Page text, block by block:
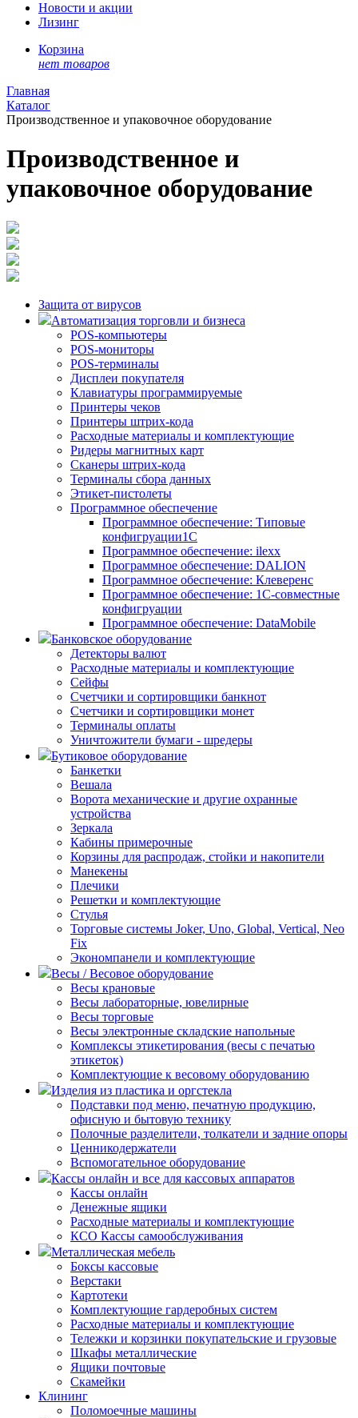
Новости и акции
Лизинг
Корзина
нет товаров
Главная
Каталог
Производственное и упаковочное оборудование
Производственное и
упаковочное оборудование
Защита от вирусов
Автоматизация торговли и бизнеса
POS-компьютеры
POS-мониторы
POS-терминалы
Дисплеи покупателя
Клавиатуры программируемые
Принтеры чеков
Принтеры штрих-кода
Расходные материалы и комплектующие
Ридеры магнитных карт
Сканеры штрих-кода
Терминалы сбора данных
Этикет-пистолеты
Программное обеспечение
Программное обеспечение: Типовые
конфигруации1С
Программное обеспечение: ilexx
Программное обеспечение: DALION
Программное обеспечение: Клеверенс
Программное обеспечение: 1С-совместные
конфигруации
Программное обеспечение: DataMobile
Банковское оборудование
Детекторы валют
Расходные материалы и комплектующие
Сейфы
Счетчики и сортировщики банкнот
Счетчики и сортировщики монет
Терминалы оплаты
Уничтожители бумаги - шредеры
Бутиковое оборудование
Банкетки
Вешала
Ворота механические и другие охранные
устройства
Зеркала
Кабины примерочные
Корзины для распродаж, стойки и накопители
Манекены
Плечики
Решетки и комплектующие
Стулья
Торговые системы Joker, Uno, Global, Vertical, Neo
Fix
Экономпанели и комплектующие
Весы / Весовое оборудование
Весы крановые
Весы лабораторные, ювелирные
Весы торговые
Весы электронные складские напольные
Комплексы этикетирования (весы с печатью
этикеток)
Комплектующие к весовому оборудованию
Изделия из пластика и оргстекла
Подставки под меню, печатную продукцию,
офисную и бытовую технику
Полочные разделители, толкатели и задние опоры
Ценникодержатели
Вспомогательное оборудование
Кассы онлайн и все для кассовых аппаратов
Кассы онлайн
Денежные ящики
Расходные материалы и комплектующие
КСО Кассы самообслуживания
Металлическая мебель
Боксы кассовые
Верстаки
Картотеки
Комплектующие гардеробных систем
Расходные материалы и комплектующие
Тележки и корзинки покупательские и грузовые
Шкафы металлические
Ящики почтовые
Скамейки
Клининг
Поломоечные машины